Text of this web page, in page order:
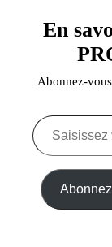
En
Abonnez-
Saisissez
votre
adresse
mail…